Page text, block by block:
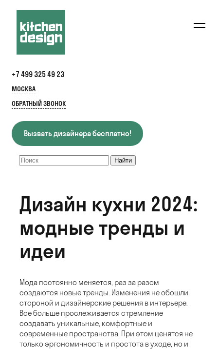
+7 499 325 49 23
МОСКВА
ОБРАТНЫЙ ЗВОНОК
Вызвать дизайнера бесплатно!
Дизайн кухни 2024:
модные тренды и
идеи
Мода постоянно меняется, раз за разом
создаются новые тренды. Изменения не обошли
стороной и дизайнерские решения в интерьере.
Все больше прослеживается стремление
создавать уникальные, комфортные и
современные пространства. При этом ценятся не
только эргономичность и простота в уходе, но и